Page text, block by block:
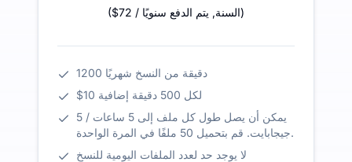
($72 / السنة, يتم الدفع سنويًا )
1200 دقيقة من النسخ شهريًا
$10 لكل 500 دقيقة إضافية
يمكن أن يصل طول كل ملف إلى 5 ساعات / 5
جيجابايت. قم بتحميل 50 ملفًا في المرة الواحدة.
لا يوجد حد لعدد الملفات اليومية للنسخ